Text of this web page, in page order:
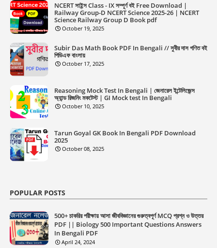
NCERT সাইন্স Class - IX সম্পূর্ণ বই Free Download |
Railway Group-D NCERT Science 2025-26 | NCERT
Science Railway Group D Book pdf
October 19, 2025
Subir Das Math Book PDF In Bengali // সুবীর দাস গণিত বই
পিডিএফ বাংলায়
October 17, 2025
Reasoning Mock Test In Bengali | জেনারেল ইন্টেলিজেন্স
অ্যান্ড রিজনিং মকটেস্ট | GI Mock test In Bengali
October 10, 2025
Tarun Goyal GK Book In Bengali PDF Download
2025
October 08, 2025
POPULAR POSTS
500+ চাকরির পরীক্ষায় আসা জীববিজ্ঞানের গুরুত্বপূর্ণ MCQ প্রশ্ন ও উত্তর
PDF || Biology 500 Important Questions Answers
In Bengali PDF
April 24, 2024